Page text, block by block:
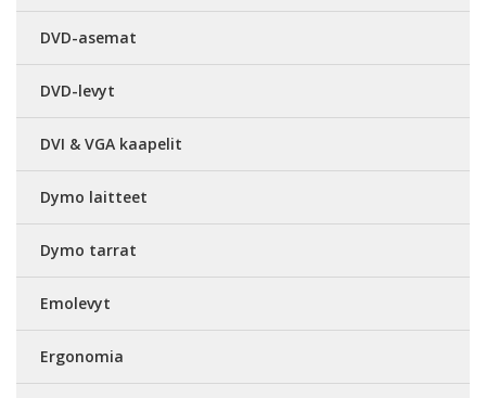
DVD-asemat
DVD-levyt
DVI & VGA kaapelit
Dymo laitteet
Dymo tarrat
Emolevyt
Ergonomia